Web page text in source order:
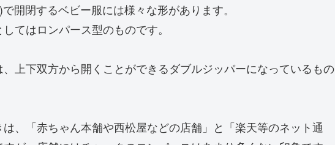
開閉するベビー服には様々な形があります。
てはロンパース型のものです。
上下双方から開くことができるダブルジッパーになっているもの
、「赤ちゃん本舗や西松屋などの店舗」と「楽天等のネット通